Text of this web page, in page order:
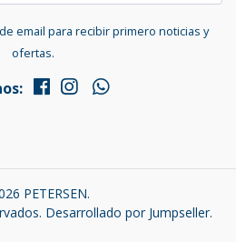
email para recibir primero noticias y
ofertas.
PETERSEN.
Desarrollado por Jumpseller.